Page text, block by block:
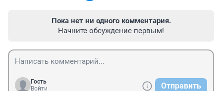
Пока нет ни одного комментария.
Начните обсуждение первым!
Гость
Войти
Отправить